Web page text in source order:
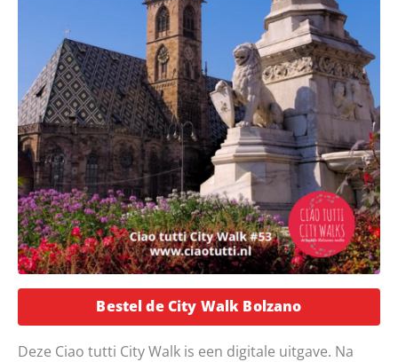
Bestel de City Walk BolzanoOpent in
Deze Ciao tutti City Walk is een digitale uitgave. Na